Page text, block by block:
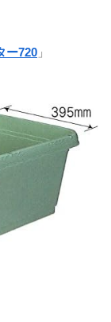
ー720 」